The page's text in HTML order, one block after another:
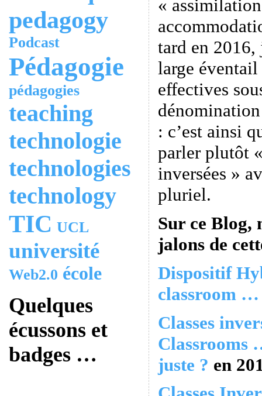
pedagogy
Podcast
Pédagogie
pédagogies
teaching
technologie
technologies
technology
TIC UCL
université
Web2.0 école
Quelques
écussons et
badges …
«
tard en
large
effectives
: c’est ainsi
parler plutôt
inversées »
pluriel.
Sur ce Blog,
jalons de
Dispositif
classroom …
Classes
Classrooms
juste ? en